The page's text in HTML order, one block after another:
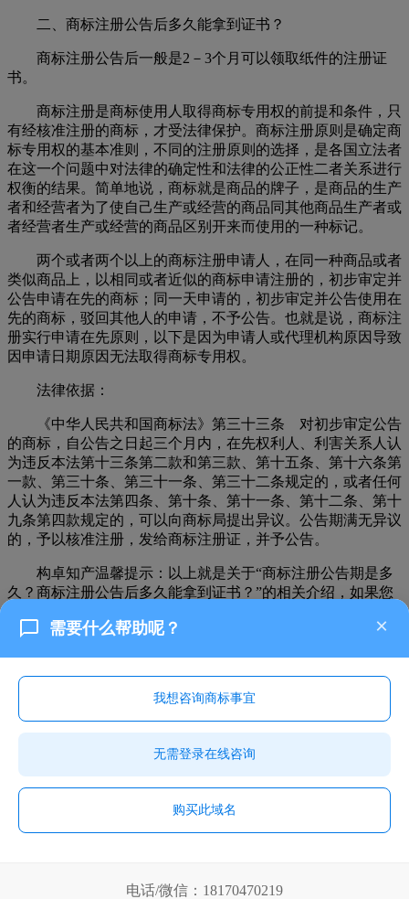
二、商标注册公告后多久能拿到证书？
商标注册公告后一般是2－3个月可以领取纸件的注册证
书。
商标注册是商标使用人取得商标专用权的前提和条件，只
有经核准注册的商标，才受法律保护。商标注册原则是确定商
标专用权的基本准则，不同的注册原则的选择，是各国立法者
在这一个问题中对法律的确定性和法律的公正性二者关系进行
权衡的结果。简单地说，商标就是商品的牌子，是商品的生产
者和经营者为了使自己生产或经营的商品同其他商品生产者或
者经营者生产或经营的商品区别开来而使用的一种标记。
两个或者两个以上的商标注册申请人，在同一种商品或者
类似商品上，以相同或者近似的商标申请注册的，初步审定并
公告申请在先的商标；同一天申请的，初步审定并公告使用在
先的商标，驳回其他人的申请，不予公告。也就是说，商标注
册实行申请在先原则，以下是因为申请人或代理机构原因导致
因申请日期原因无法取得商标专用权。
法律依据：
《中华人民共和国商标法》第三十三条 对初步审定公告
的商标，自公告之日起三个月内，在先权利人、利害关系人认
为违反本法第十三条第二款和第三款、第十五条、第十六条第
一款、第三十条、第三十一条、第三十二条规定的，或者任何
人认为违反本法第四条、第十条、第十一条、第十二条、第十
九条第四款规定的，可以向商标局提出异议。公告期满无异议
的，予以核准注册，发给商标注册证，并予公告。
构卓知产温馨提示：以上就是关于“商标注册公告期是多
久？商标注册公告后多久能拿到证书？”的相关介绍，如果您
询，他们会给您详细的解答。
册自己的品牌商标？品牌商标注册流程是怎样的？
契合的域名一定可以锦上添花，但无法雪中送炭。
需要什么帮助呢？ ×
我想咨询商标事宜
无需登录在线咨询
购买此域名
电话/微信：18170470219